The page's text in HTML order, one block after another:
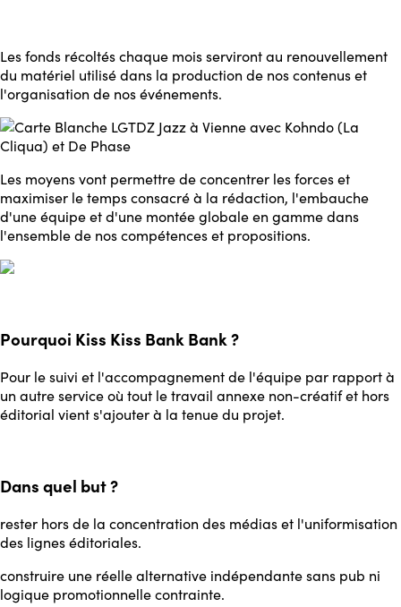
Les fonds récoltés chaque mois serviront au renouvellement
du matériel utilisé dans la production de nos contenus et
l'organisation de nos événements.
Les moyens vont permettre de concentrer les forces et
maximiser le temps consacré à la rédaction, l'embauche
d'une équipe et d'une montée globale en gamme dans
l'ensemble de nos compétences et propositions.
Pourquoi Kiss Kiss Bank Bank ?
Pour le suivi et l'accompagnement de l'équipe par rapport à
un autre service où tout le travail annexe non-créatif et hors
éditorial vient s'ajouter à la tenue du projet.
Dans quel but ?
rester hors de la concentration des médias et l'uniformisation
des lignes éditoriales.
construire une réelle alternative indépendante sans pub ni
logique promotionnelle contrainte.